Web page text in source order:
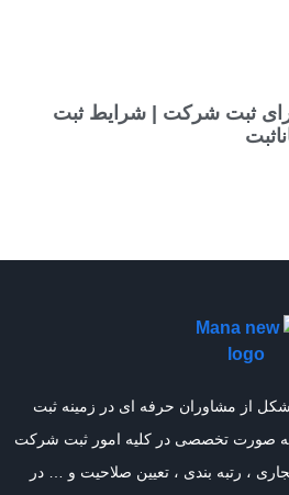
ثبت شرکت | شرایط ثبت
از مشاوران حرفه ای در زمینه ثبت
صورت تخصصی در کلیه امور ثبت شرکت
، رتبه بندی ، تعیین صلاحیت و … در